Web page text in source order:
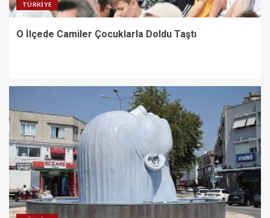
TÜRKIYE
O İlçede Camiler Çocuklarla Doldu Taştı